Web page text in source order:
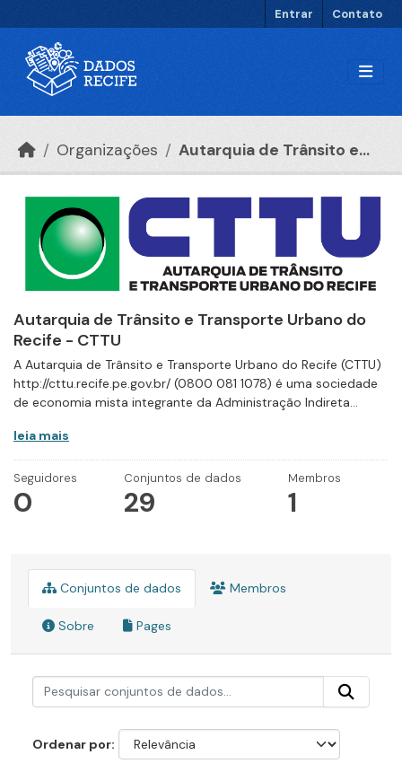
Entrar Contato
Organizações Autarquia de Trânsito e...
Autarquia de Trânsito e Transporte Urbano do
Recife - CTTU
A Autarquia de Trânsito e Transporte Urbano do Recife (CTTU)
http://cttu.recife.pe.gov.br/ (0800 081 1078) é uma sociedade
de economia mista integrante da Administração Indireta...
leia mais
Seguidores
0
Conjuntos de dados
29
Membros
1
Conjuntos de dados Membros
Sobre Pages
Ordenar por